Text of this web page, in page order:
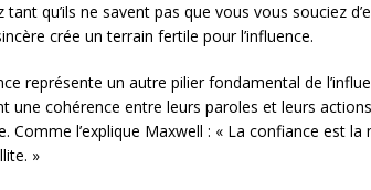
tant qu’ils ne savent pas que vous vous souciez
crée un terrain fertile pour l’influence.
représente un autre pilier fondamental de
une cohérence entre leurs paroles et leurs
Comme l’explique Maxwell : « La confiance est
»